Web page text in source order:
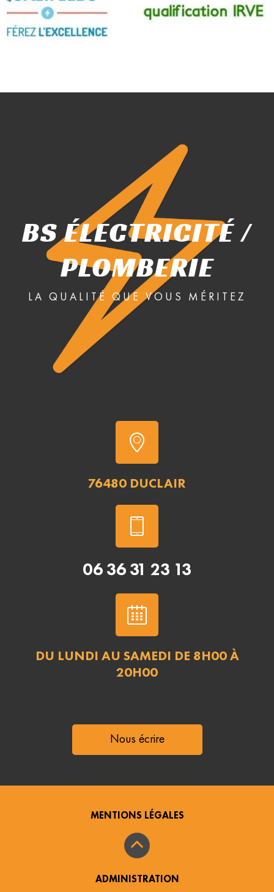
BS ÉLECTRICITÉ /
PLOMBERIE
LA QUALITÉ QUE VOUS MÉRITEZ
76480 DUCLAIR
06 36 31 23 13
DU LUNDI AU SAMEDI DE 8H00 À
20H00
Nous écrire
MENTIONS LÉGALES
ADMINISTRATION